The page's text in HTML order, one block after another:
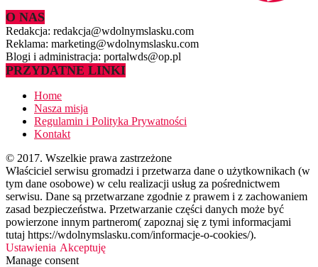
O NAS
Redakcja: redakcja@wdolnymslasku.com
Reklama: marketing@wdolnymslasku.com
Blogi i administracja: portalwds@op.pl
PRZYDATNE LINKI
Home
Nasza misja
Regulamin i Polityka Prywatności
Kontakt
© 2017. Wszelkie prawa zastrzeżone
Właściciel serwisu gromadzi i przetwarza dane o użytkownikach (w
tym dane osobowe) w celu realizacji usług za pośrednictwem
serwisu. Dane są przetwarzane zgodnie z prawem i z zachowaniem
zasad bezpieczeństwa. Przetwarzanie części danych może być
powierzone innym partnerom( zapoznaj się z tymi informacjami
tutaj https://wdolnymslasku.com/informacje-o-cookies/).
Ustawienia Akceptuję
Manage consent